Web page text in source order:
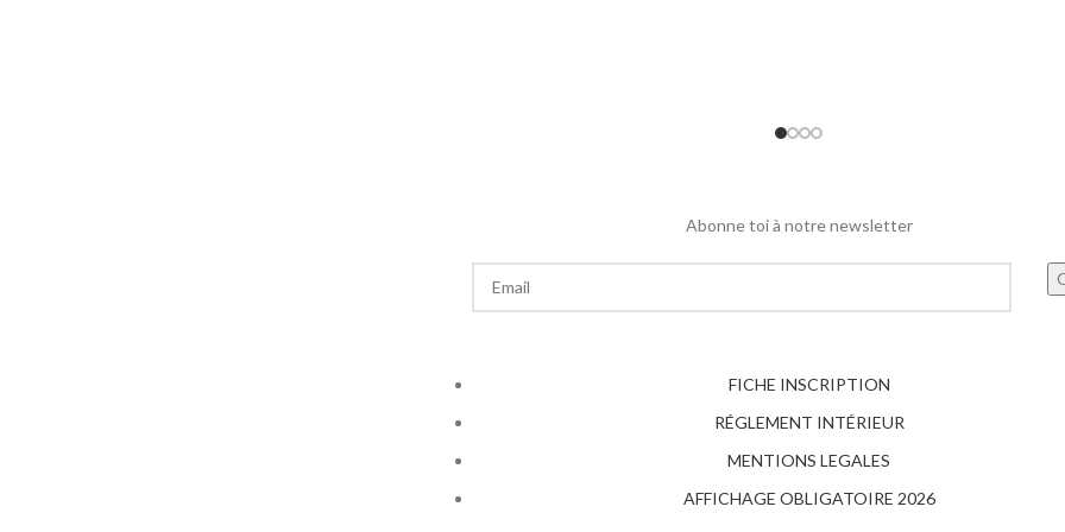
Abonne toi à notre newsletter
FICHE INSCRIPTION
RÉGLEMENT INTÉRIEUR
MENTIONS LEGALES
AFFICHAGE OBLIGATOIRE 2026